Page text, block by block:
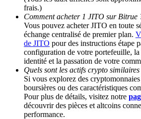
Deposit CASHCAT & Win
Share 500000 CASHCAT prize pool
Exclusive for BitMart Users
Register & Trade to Win 500,000
frais.)
Comment acheter 1 JITO sur Bitrue
Vous pouvez acheter JITO en toute
échange centralisé de premier plan.
de JITO pour des instructions étape
configuration de votre portefeuille,
identité et la passation de votre
Quels sont les actifs crypto
Si vous explorez des
boursières ou des caractéristiques
Pour plus de détails, visitez notre
découvrir des pièces et altcoins
performance.